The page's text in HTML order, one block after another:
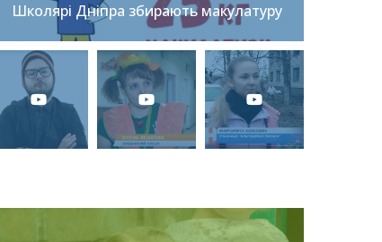
Школярі Дніпра збирають макулатуру